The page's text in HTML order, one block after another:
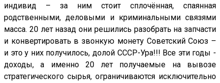
индивид – за ним стоит сплочённая, спаянная
родственными, деловыми и криминальными связями
масса. 20 лет назад они решились разобрать на запчасти
и конвертировать в звонкую монету Советский Союз –
и это у них получилось, долой СССР-Ура!!! Все эти годы -
доходы, а именно 20 лет получаемые на вывозе
стратегического сырья, ограничиваются исключительно